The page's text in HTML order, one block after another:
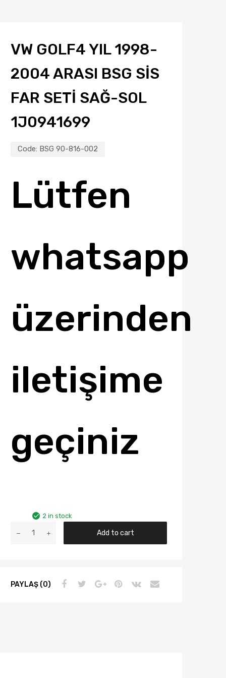
VW GOLF4 YIL 1998-
2004 ARASI BSG SIS
FAR SETI SAĞ-SOL
1J0941699
Code: BSG 90-816-002
Lütfen
whatsapp
üzerinden
iletişime
geçiniz
2 in stock
Arası
Add to cart
PAYLAŞ (0)